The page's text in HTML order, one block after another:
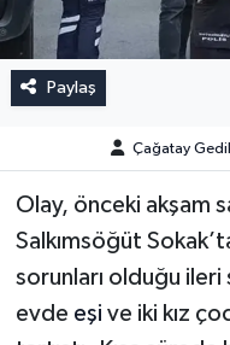
Paylaş
Çağatay
Olay, önceki akşam
Salkımsöğüt
sorunları olduğu
evde eşi ve iki kız